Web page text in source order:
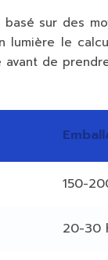
basé sur des
lumière le
avant de
150-
20-30